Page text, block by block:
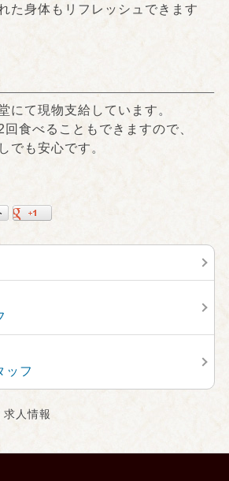
体もリフレッシュできます
現物支給しています。
ることもできますので、
安心です。
ッフ
求人情報